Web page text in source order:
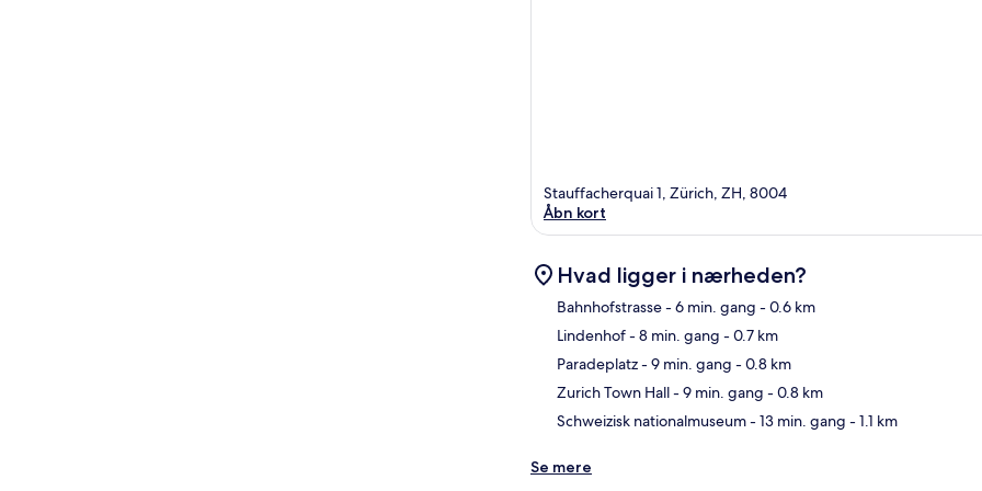
Stauffacherquai 1, Zürich, ZH, 8004
Åbn kort
Hvad ligger i nærheden?
Bahnhofstrasse- 6 min. gang - 0.6 km
Lindenhof- 8 min. gang - 0.7 km
Paradeplatz- 9 min. gang - 0.8 km
Zurich Town Hall- 9 min. gang - 0.8 km
Schweizisk nationalmuseum- 13 min. gang - 1.1 km
Se mere